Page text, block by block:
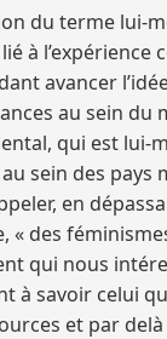
du terme lui-
à l’expérience
avancer
au sein du
qui est lui-
sein des pays
en
« des
qui nous
à savoir celui
et par